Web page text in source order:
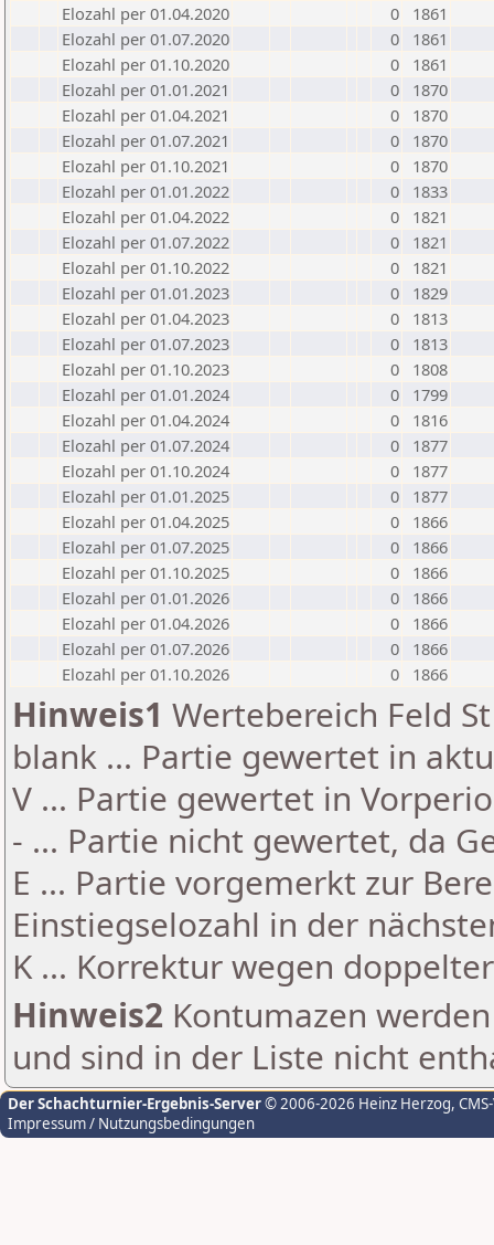
Elozahl per 01.04.2020
0
1861
Elozahl per 01.07.2020
0
1861
Elozahl per 01.10.2020
0
1861
Elozahl per 01.01.2021
0
1870
Elozahl per 01.04.2021
0
1870
Elozahl per 01.07.2021
0
1870
Elozahl per 01.10.2021
0
1870
Elozahl per 01.01.2022
0
1833
Elozahl per 01.04.2022
0
1821
Elozahl per 01.07.2022
0
1821
Elozahl per 01.10.2022
0
1821
Elozahl per 01.01.2023
0
1829
Elozahl per 01.04.2023
0
1813
Elozahl per 01.07.2023
0
1813
Elozahl per 01.10.2023
0
1808
Elozahl per 01.01.2024
0
1799
Elozahl per 01.04.2024
0
1816
Elozahl per 01.07.2024
0
1877
Elozahl per 01.10.2024
0
1877
Elozahl per 01.01.2025
0
1877
Elozahl per 01.04.2025
0
1866
Elozahl per 01.07.2025
0
1866
Elozahl per 01.10.2025
0
1866
Elozahl per 01.01.2026
0
1866
Elozahl per 01.04.2026
0
1866
Elozahl per 01.07.2026
0
1866
Elozahl per 01.10.2026
0 1866
Hinweis1 Wertebereich Feld
blank ... Partie gewertet in
V ... Partie gewertet in
- ... Partie nicht gewertet, da
E ... Partie vorgemerkt zur
Einstiegselozahl in der
K ... Korrektur wegen
Hinweis2 Kontumazen
und sind in der Liste nicht
Der Schachturnier-Ergebnis-Server© 2006-2026 Heinz Herzog,
Impressum / Nutzungsbedingungen